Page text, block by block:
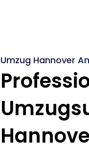
Umzug Hannover